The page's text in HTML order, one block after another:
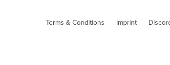
Terms & Conditions Imprint